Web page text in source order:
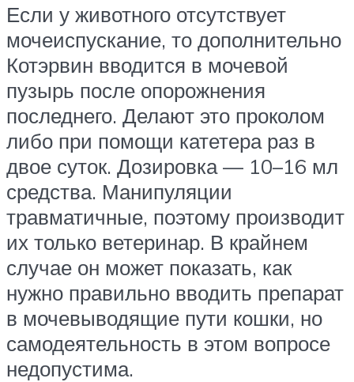
Если у животного отсутствует
мочеиспускание, то дополнительно
Котэрвин вводится в мочевой
пузырь после опорожнения
последнего. Делают это проколом
либо при помощи катетера раз в
двое суток. Дозировка — 10–16 мл
средства. Манипуляции
травматичные, поэтому производит
их только ветеринар. В крайнем
случае он может показать, как
нужно правильно вводить препарат
в мочевыводящие пути кошки, но
самодеятельность в этом вопросе
недопустима.